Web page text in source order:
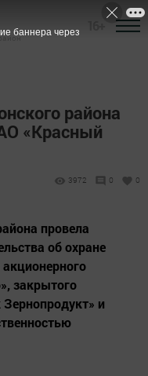
района
«Красный
3972 0 0
провела
об охране
закрытого
и
баннера через